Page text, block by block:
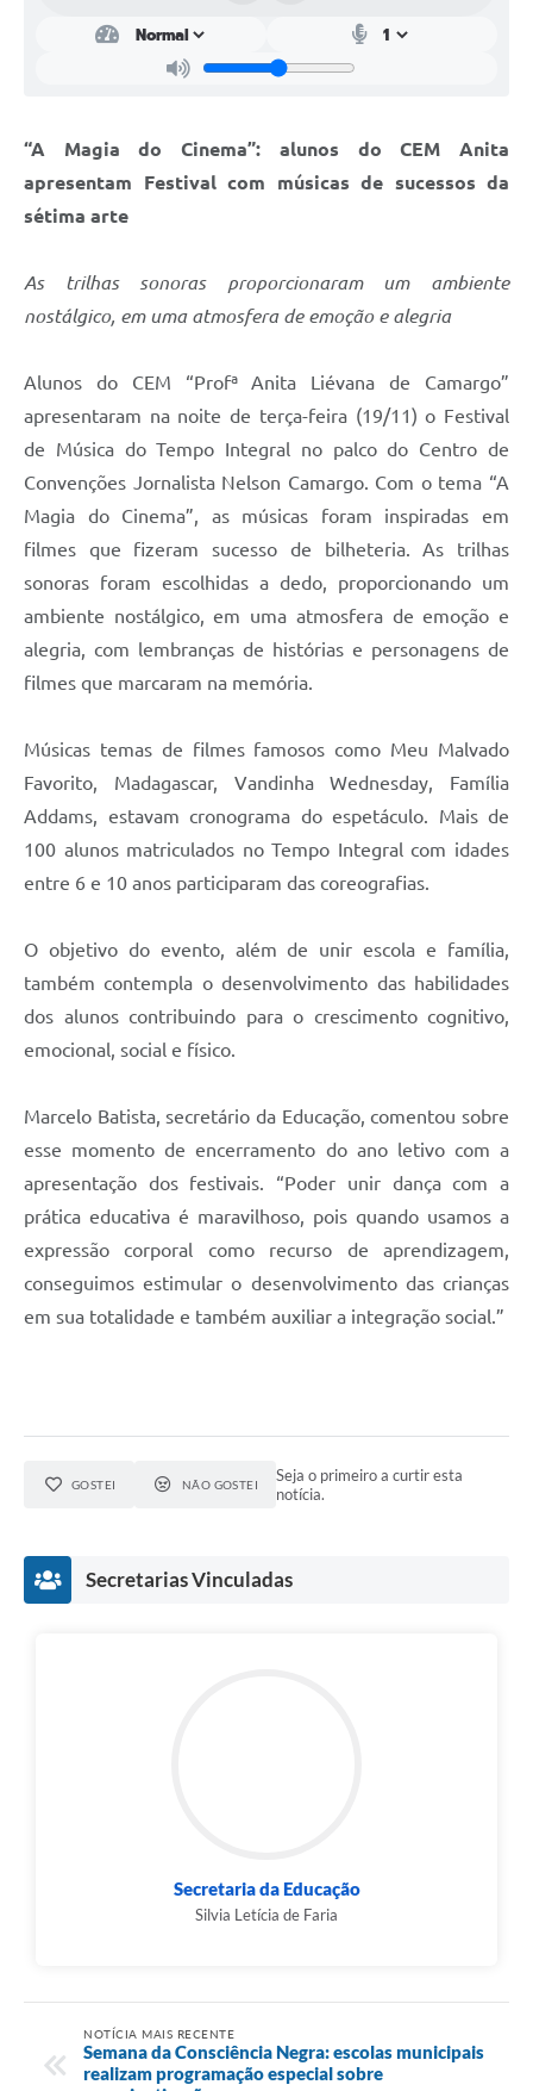
“A Magia do Cinema”: alunos do CEM Anita
apresentam Festival com músicas de sucessos da
sétima arte
As trilhas sonoras proporcionaram um ambiente
nostálgico, em uma atmosfera de emoção e alegria
Alunos do CEM “Profª Anita Liévana de Camargo”
apresentaram na noite de terça-feira (19/11) o Festival
de Música do Tempo Integral no palco do Centro de
Convenções Jornalista Nelson Camargo. Com o tema “A
Magia do Cinema”, as músicas foram inspiradas em
filmes que fizeram sucesso de bilheteria. As trilhas
sonoras foram escolhidas a dedo, proporcionando um
ambiente nostálgico, em uma atmosfera de emoção e
alegria, com lembranças de histórias e personagens de
filmes que marcaram na memória.
Músicas temas de filmes famosos como Meu Malvado
Favorito, Madagascar, Vandinha Wednesday, Família
Addams, estavam cronograma do espetáculo. Mais de
100 alunos matriculados no Tempo Integral com idades
entre 6 e 10 anos participaram das coreografias.
O objetivo do evento, além de unir escola e família,
também contempla o desenvolvimento das habilidades
dos alunos contribuindo para o crescimento cognitivo,
emocional, social e físico.
Marcelo Batista, secretário da Educação, comentou sobre
esse momento de encerramento do ano letivo com a
apresentação dos festivais. “Poder unir dança com a
prática educativa é maravilhoso, pois quando usamos a
expressão corporal como recurso de aprendizagem,
conseguimos estimular o desenvolvimento das crianças
em sua totalidade e também auxiliar a integração social.”
GOSTEI NÃO GOSTEI
Seja o primeiro a curtir esta
notícia.
Secretarias Vinculadas
Secretaria da Educação
Silvia Letícia de Faria
NOTÍCIA MAIS RECENTE
Semana da Consciência Negra: escolas municipais
realizam programação especial sobre